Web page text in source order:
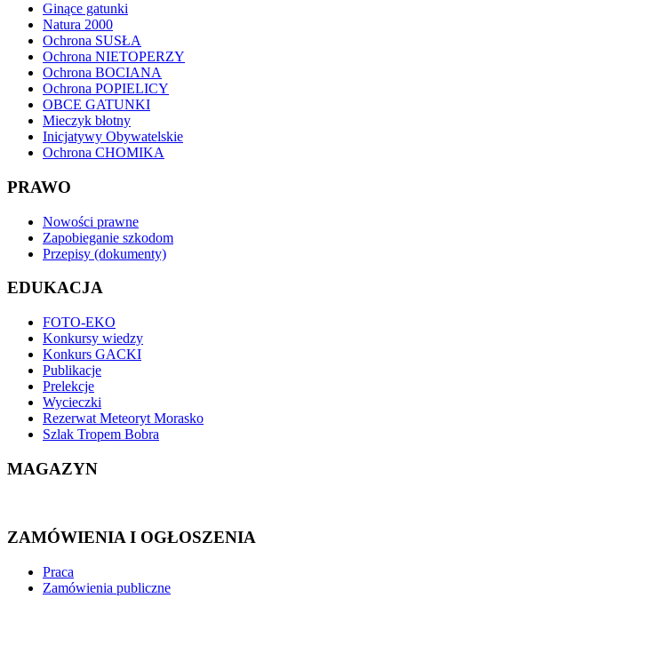
Ginące gatunki
Natura 2000
Ochrona SUSŁA
Ochrona NIETOPERZY
Ochrona BOCIANA
Ochrona POPIELICY
OBCE GATUNKI
Mieczyk błotny
Inicjatywy Obywatelskie
Ochrona CHOMIKA
PRAWO
Nowości prawne
Zapobieganie szkodom
Przepisy (dokumenty)
EDUKACJA
FOTO-EKO
Konkursy wiedzy
Konkurs GACKI
Publikacje
Prelekcje
Wycieczki
Rezerwat Meteoryt Morasko
Szlak Tropem Bobra
MAGAZYN
ZAMÓWIENIA I OGŁOSZENIA
Praca
Zamówienia publiczne